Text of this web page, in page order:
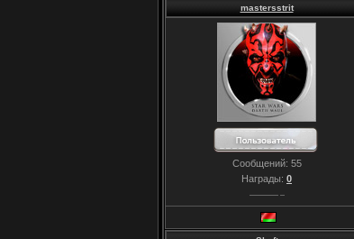
mastersstrit
Сообщений: 55
Награды: 0